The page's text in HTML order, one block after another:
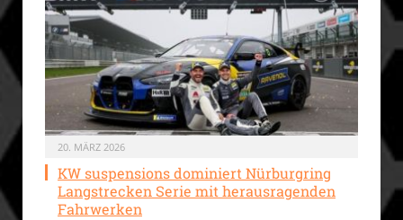
20. MÄRZ 2026
KW suspensions dominiert Nürburgring
Langstrecken Serie mit herausragenden
Fahrwerken